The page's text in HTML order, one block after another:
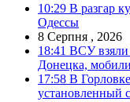
10:29 В разгар
Одессы
8 Серпня , 2026
18:41 ВСУ взяли
Донецка,
17:58 В
установленный